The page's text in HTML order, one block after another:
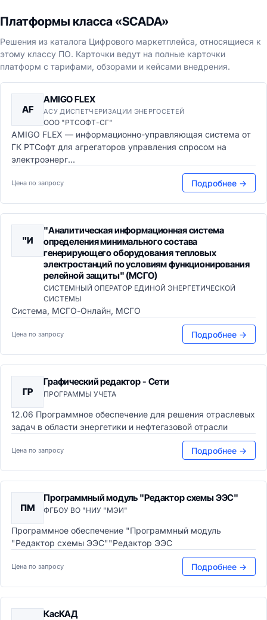
Платформы класса «SCADA»
Решения из каталога Цифрового маркетплейса, относящиеся к
этому классу ПО. Карточки ведут на полные карточки
платформ с тарифами, обзорами и кейсами внедрения.
AF
AMIGO FLEX
АСУ ДИСПЕТЧЕРИЗАЦИИ ЭНЕРГОСЕТЕЙ
ООО "РТСОФТ-СГ"
AMIGO FLEX — информационно-управляющая система от
ГК РТСофт для агрегаторов управления спросом на
электроэнерг...
Цена по запросу Подробнее →
"И
"Аналитическая информационная система
определения минимального состава
генерирующего оборудования тепловых
электростанций по условиям функционирования
релейной защиты" (МСГО)
СИСТЕМНЫЙ ОПЕРАТОР ЕДИНОЙ ЭНЕРГЕТИЧЕСКОЙ
СИСТЕМЫ
Система, МСГО-Онлайн, МСГО
Цена по запросу Подробнее →
ГР
Графический редактор - Сети
ПРОГРАММЫ УЧЕТА
12.06 Программное обеспечение для решения отраслевых
задач в области энергетики и нефтегазовой отрасли
Цена по запросу Подробнее →
ПМ
Программный модуль "Редактор схемы ЭЭС"
ФГБОУ ВО "НИУ "МЭИ"
Программное обеспечение "Программный модуль
"Редактор схемы ЭЭС""Редактор ЭЭС
Цена по запросу Подробнее →
КасКАД